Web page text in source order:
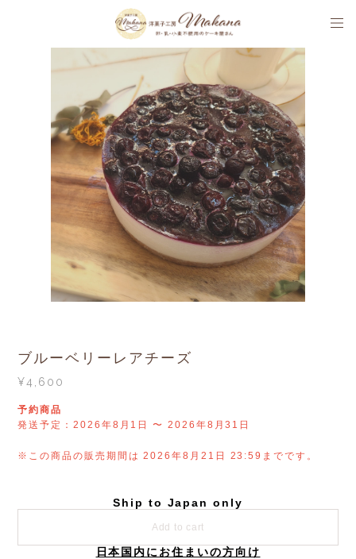
ブルーベリーレアチーズ
¥4,600
予約商品
発送予定：2026年8月1日 〜 2026年8月31日
※この商品の販売期間は 2026年8月21日 23:59までです。
Ship to Japan only
Add to cart
日本国内にお住まいの方向け